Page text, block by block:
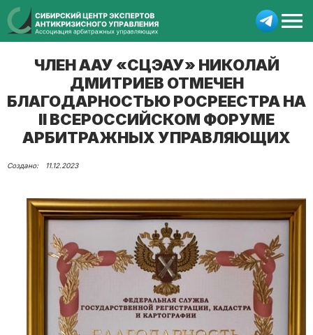
ЧЛЕН ААУ «СЦЭАУ» НИКОЛАЙ
ДМИТРИЕВ ОТМЕЧЕН
БЛАГОДАРНОСТЬЮ РОСРЕЕСТРА НА
II ВСЕРОССИЙСКОМ ФОРУМЕ
АРБИТРАЖНЫХ УПРАВЛЯЮЩИХ
11.12.2023